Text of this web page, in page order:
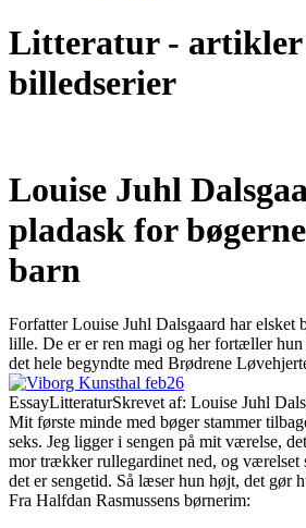
Litteratur - artikler
billedserier
Louise Juhl
pladask for
barn
Forfatter Louise Juhl Dalsgaard har elsket
lille. De er er ren magi og her fortæller
det hele begyndte med Brødrene
EssayLitteraturSkrevet af: Louise Juhl
Mit første minde med bøger stammer
seks. Jeg ligger i sengen på mit værelse,
mor trækker rullegardinet ned, og værelset
det er sengetid. Så læser hun højt, det gør
Fra Halfdan Rasmussens børnerim: